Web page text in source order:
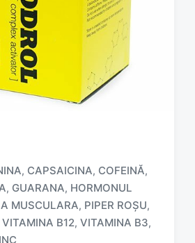
, CAPSAICINA, COFEINĂ,
, GUARANA, HORMONUL
MUSCULARA, PIPER ROȘU,
VITAMINA B12, VITAMINA B3,